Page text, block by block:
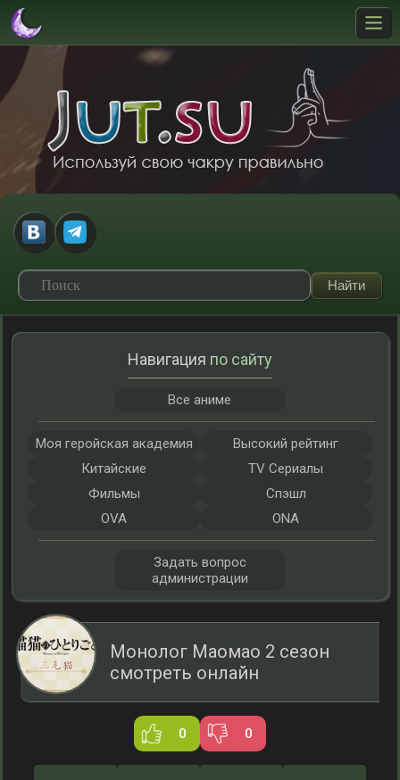
Монолог Маомао 2 сезон
смотреть онлайн
0 0
Навигация по сайту
Все аниме
Моя геройская академия
Высокий рейтинг
Китайские
TV Сериалы
Фильмы
Спэшл
OVA
ONA
Задать вопрос
администрации